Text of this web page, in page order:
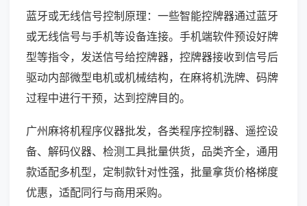
蓝牙或无线信号控制原理：一些智能控牌器通过蓝牙
或无线信号与手机等设备连接。手机端软件预设好牌
型等指令，发送信号给控牌器，控牌器接收到信号后
驱动内部微型电机或机械结构，在麻将机洗牌、码牌
过程中进行干预，达到控牌目的。
广州麻将机程序仪器批发，各类程序控制器、遥控设
备、解码仪器、检测工具批量供货，品类齐全，通用
款适配多机型，定制款针对性强，批量拿货价格梯度
优惠，适配同行与商用采购。